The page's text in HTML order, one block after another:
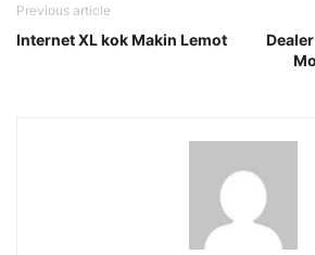
Previous article
Internet XL kok Makin Lemot